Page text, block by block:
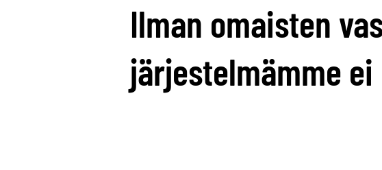
Ilman omaisten
järjestelmämme